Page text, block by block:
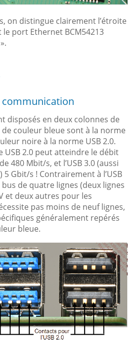
on distingue clairement l’étroite
le port Ethernet BCM54213
communication
disposés en deux colonnes de
couleur bleue sont à la norme
noire à la norme USB 2.0.
USB 2.0 peut atteindre le débit
480 Mbit/s, et l’USB 3.0 (aussi
5 Gbit/s ! Contrairement à l’USB
de quatre lignes (deux lignes
et deux autres pour les
pas moins de neuf lignes,
généralement repérés
bleue.